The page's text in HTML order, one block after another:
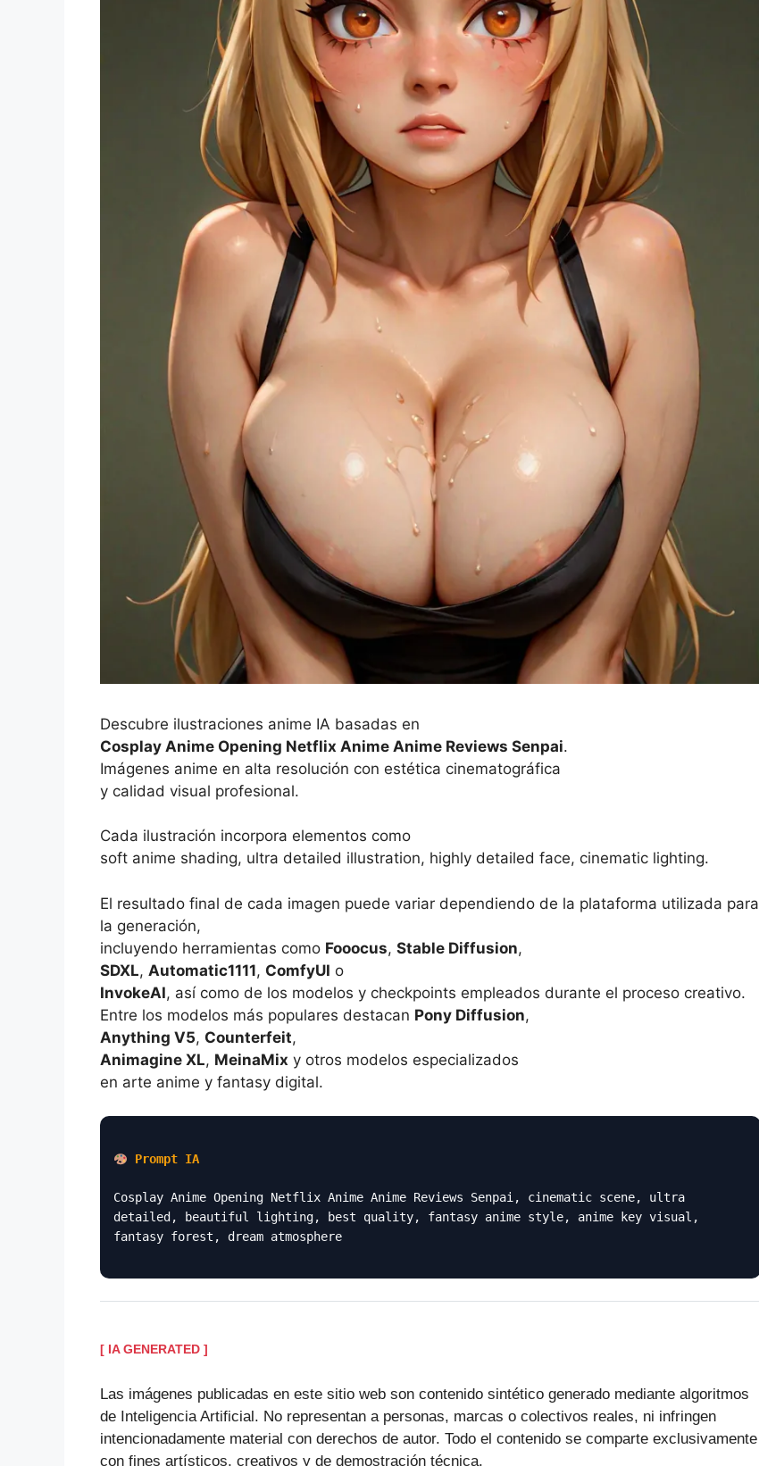
Descubre ilustraciones anime IA basadas en
Cosplay Anime Opening Netflix Anime Anime Reviews Senpai.
Imágenes anime en alta resolución con estética cinematográfica
y calidad visual profesional.
Cada ilustración incorpora elementos como
soft anime shading, ultra detailed illustration, highly detailed face, cinematic lighting.
El resultado final de cada imagen puede variar dependiendo de la plataforma utilizada para
la generación,
incluyendo herramientas como Fooocus, Stable Diffusion,
SDXL, Automatic1111, ComfyUI o
InvokeAI, así como de los modelos y checkpoints empleados durante el proceso creativo.
Entre los modelos más populares destacan Pony Diffusion,
Anything V5, Counterfeit,
Animagine XL, MeinaMix y otros modelos especializados
en arte anime y fantasy digital.
Prompt IA
Cosplay Anime Opening Netflix Anime Anime Reviews Senpai, cinematic scene, ultra
detailed, beautiful lighting, best quality, fantasy anime style, anime key visual,
fantasy forest, dream atmosphere
[ IA GENERATED ]
Las imágenes publicadas en este sitio web son contenido sintético generado mediante algoritmos
de Inteligencia Artificial. No representan a personas, marcas o colectivos reales, ni infringen
intencionadamente material con derechos de autor. Todo el contenido se comparte exclusivamente
con fines artísticos, creativos y de demostración técnica.